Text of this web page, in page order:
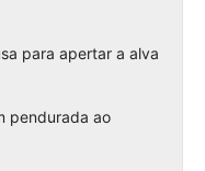
para apertar a alva
pendurada ao